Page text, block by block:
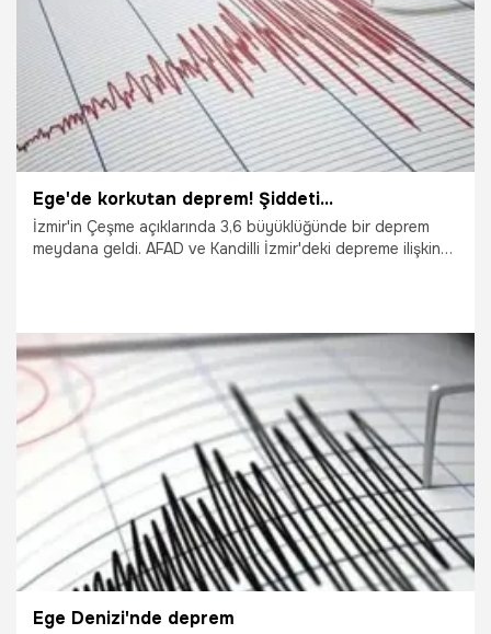
Ege'de korkutan deprem! Şiddeti...
İzmir'in Çeşme açıklarında 3,6 büyüklüğünde bir deprem
meydana geldi. AFAD ve Kandilli İzmir'deki depreme ilişkin
17.01.2021 Gündem
Ege Denizi'nde deprem